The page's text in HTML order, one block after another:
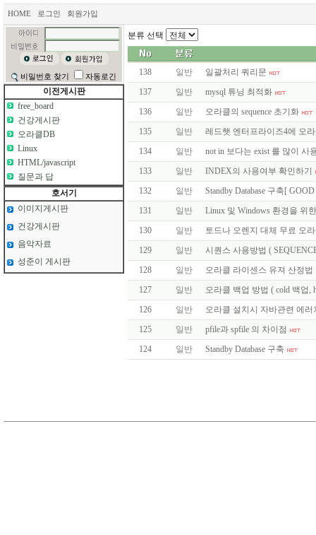
HOME 로그인 회원가입
비밀번호 찾기 자동로긴
이전게시판
free_board
건강게시판
오라클DB
Linux
HTML/javascript
질문과 답
호서기
이미지게시판
건강게시판
음악자료
성준이 게시판
분류 선택
138 일반
일괄처리 쿼리문
137
일반
mysql 튜닝 최적화
136
일반
오라클의 sequence 초기화
135
일반
레드햇 엔터프라이즈4에 오
134
일반
not in 보다는 exist 를 많이 사
133
일반
INDEX의 사용여부 확인하기
132
일반
Standby Database 구축[
131
일반
Linux 및 Windows 환경을 위
130
일반
토드나 오렌지 대체 무료 오
129
일반
시퀀스 사용방법 (
128
일반
오라클 라이센스 유져 산정법
127
일반
오라클 백업 방법 ( cold 백업,
126
일반
오라클 설치시 자바관련 에러
125
일반
pfile과 spfile 의 차이점
124
일반 Standby Database 구축